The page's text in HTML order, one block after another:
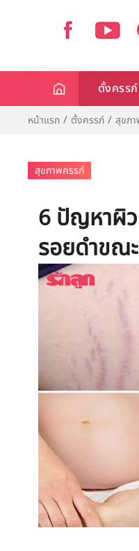
ตั้งครรภ์
หน้าแรก ตั้งครรภ์ สุขภ
สุขภาพครรภ์
6 ปัญหาผิ
รอยดำขณ